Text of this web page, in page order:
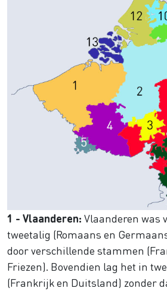
1 - Vlaanderen: Vlaanderen was
tweetalig (Romaans en
door verschillende stammen
Friezen). Bovendien lag het in
(Frankrijk en Duitsland) zonder